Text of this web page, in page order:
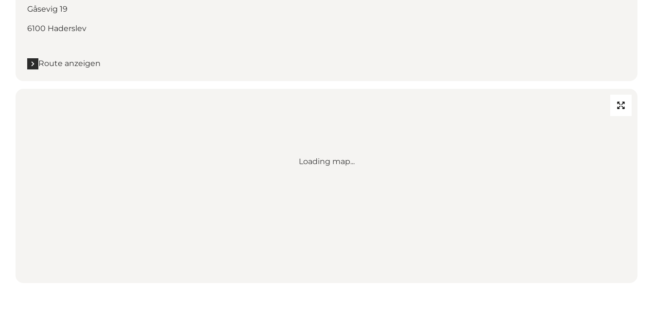
Gåsevig 19
6100 Haderslev
Route anzeigen
Loading map...